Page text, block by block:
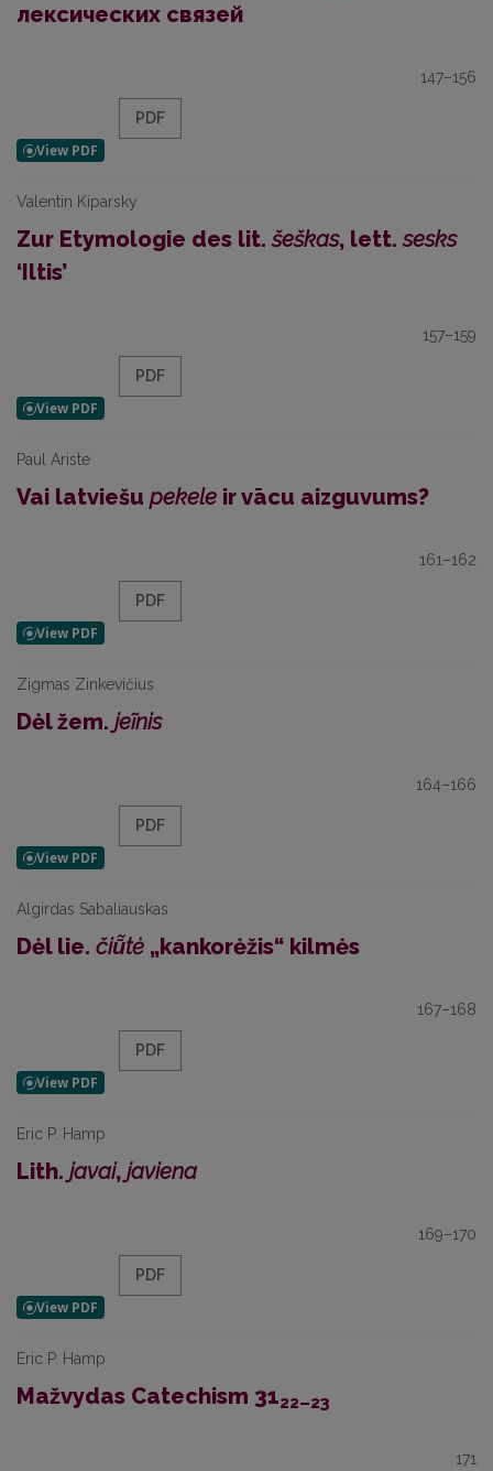
лексических связей
147–156
PDF
Valentin Kiparsky
Zur Etymologie des lit.šeškas, lett.sesks
‘Iltis’
157–159
PDF
Paul Ariste
Vai latviešu pekele ir vācu aizguvums?
161–162
PDF
Zigmas Zinkevičius
Dėl žem. jeĩnis
164–166
PDF
Algirdas Sabaliauskas
Dėl lie. čiū̃tė „kankorėžis“ kilmės
167–168
PDF
Eric P. Hamp
Lith. javai, javiena
169–170
PDF
Eric P. Hamp
Mažvydas Catechism 3122–23
171